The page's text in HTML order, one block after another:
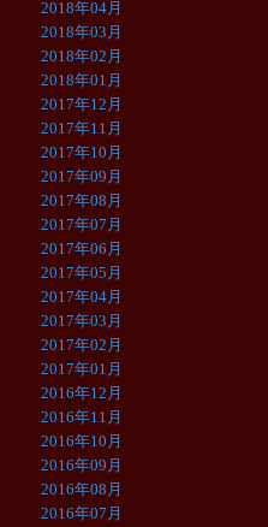
2018年04月
2018年03月
2018年02月
2018年01月
2017年12月
2017年11月
2017年10月
2017年09月
2017年08月
2017年07月
2017年06月
2017年05月
2017年04月
2017年03月
2017年02月
2017年01月
2016年12月
2016年11月
2016年10月
2016年09月
2016年08月
2016年07月